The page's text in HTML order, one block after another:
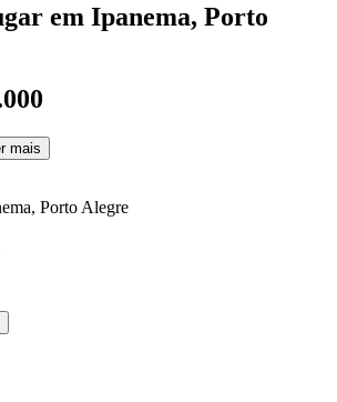
em Ipanema, Porto
mais
Porto Alegre